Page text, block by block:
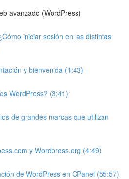
avanzado (WordPress)
iniciar sesión en las distintas
y bienvenida (1:43)
WordPress? (3:41)
de grandes marcas que utilizan
y Wordpress.org (4:49)
de WordPress en CPanel (55:57)